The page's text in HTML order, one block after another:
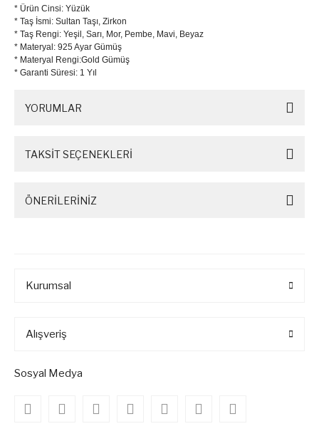
* Ürün Cinsi: Yüzük
* Taş İsmi: Sultan Taşı, Zirkon
* Taş Rengi: Yeşil, Sarı, Mor, Pembe, Mavi, Beyaz
* Materyal: 925 Ayar Gümüş
* Materyal Rengi:Gold Gümüş
* Garanti Süresi: 1 Yıl
YORUMLAR
TAKSİT SEÇENEKLERİ
ÖNERİLERİNİZ
Kurumsal
Alışveriş
Sosyal Medya